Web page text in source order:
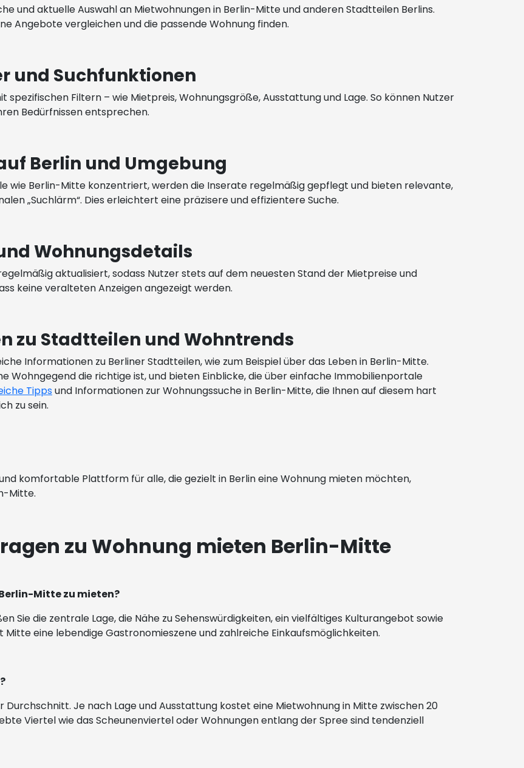
und aktuelle Auswahl an Mietwohnungen in Berlin-Mitte und anderen Stadtteilen Berlins.
Angebote vergleichen und die passende Wohnung finden.
und Suchfunktionen
Filtern – wie Mietpreis, Wohnungsgröße, Ausstattung und Lage. So können Nutzer
Bedürfnissen entsprechen.
Berlin und Umgebung
wie Berlin-Mitte konzentriert, werden die Inserate regelmäßig gepflegt und bieten relevante,
„Suchlärm“. Dies erleichtert eine präzisere und effizientere Suche.
Wohnungsdetails
aktualisiert, sodass Nutzer stets auf dem neuesten Stand der Mietpreise und
keine veralteten Anzeigen angezeigt werden.
zu Stadtteilen und Wohntrends
Informationen zu Berliner Stadtteilen, wie zum Beispiel über das Leben in Berlin-Mitte.
Wohngegend die richtige ist, und bieten Einblicke, die über einfache Immobilienportale
Tippsund Informationen zur Wohnungssuche in Berlin-Mitte, die Ihnen auf diesem hart
zu sein.
komfortable Plattform für alle, die gezielt in Berlin eine Wohnung mieten möchten,
Mitte.
zu Wohnung mieten Berlin-Mitte
Mitte zu mieten?
Sie die zentrale Lage, die Nähe zu Sehenswürdigkeiten, ein vielfältiges Kulturangebot sowie
eine lebendige Gastronomieszene und zahlreiche Einkaufsmöglichkeiten.
Durchschnitt. Je nach Lage und Ausstattung kostet eine Mietwohnung in Mitte zwischen 20
Viertel wie das Scheunenviertel oder Wohnungen entlang der Spree sind tendenziell